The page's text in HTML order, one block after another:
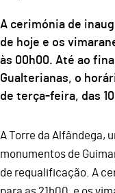
A cerimónia de
de hoje e os
às 00h00. Até ao
Gualterianas, o
de terça-feira, das
A Torre da Alfândega,
monumentos de
de requalificação. A